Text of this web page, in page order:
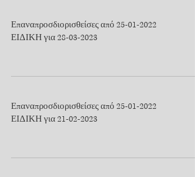
Επαναπροσδιορισθείσες από 25-01-2022
ΕΙΔΙΚΗ για 28-03-2023
Επαναπροσδιορισθείσες από 25-01-2022
ΕΙΔΙΚΗ για 21-02-2023